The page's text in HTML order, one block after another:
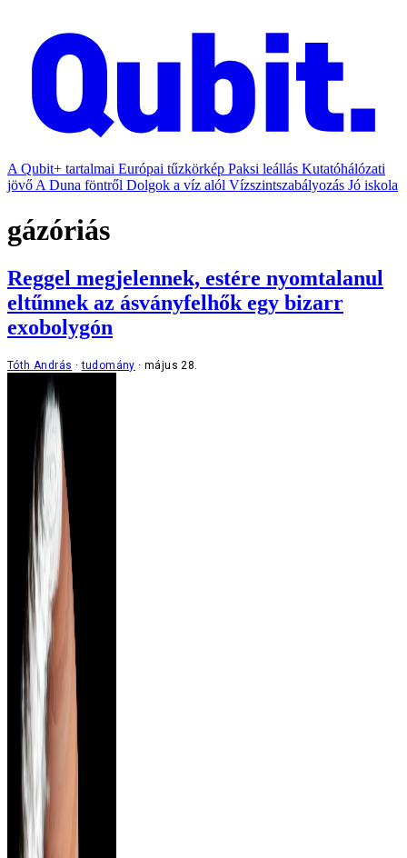
A Qubit+ tartalmai Európai tűzkörkép Paksi leállás Kutatóhálózati
jövő A Duna föntről Dolgok a víz alól Vízszintszabályozás Jó iskola
gázóriás
Reggel megjelennek, estére nyomtalanul
eltűnnek az ásványfelhők egy bizarr
exobolygón
Tóth András tudomány május 28.